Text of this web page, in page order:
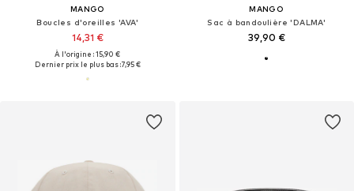
MANGO
Boucles d'oreilles 'AVA'
14,31 €
À l'origine : 15,90 €
Dernier prix le plus bas :7,95 €
MANGO
Sac à bandoulière 'DALMA'
39,90 €